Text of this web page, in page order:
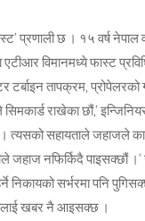
प्रणाली छ । १५ वर्ष नेपाल
एटीआर विमानमध्ये फास्ट
तापक्रम, प्रोपेलरको
राखेका छौं,’
त्यसको सहायताले जहाजले
जहाज नफिर्किदै
निकायको सर्भरमा पनि
खबर नै आइसक्छ ।